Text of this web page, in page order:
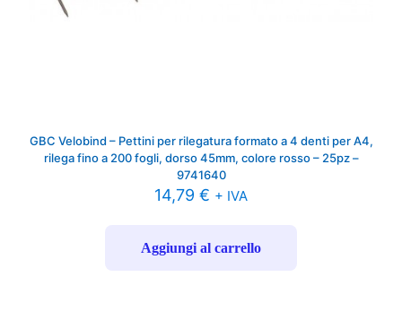
GBC Velobind – Pettini per rilegatura formato a 4 denti per A4,
rilega fino a 200 fogli, dorso 45mm, colore rosso – 25pz –
9741640
14,79 € + IVA
Aggiungi al carrello